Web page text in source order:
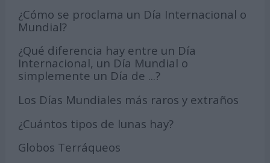
¿Cómo se proclama un Día Internacional o
Mundial?
¿Qué diferencia hay entre un Día
Internacional, un Día Mundial o
simplemente un Día de ...?
Los Días Mundiales más raros y extraños
¿Cuántos tipos de lunas hay?
Globos Terráqueos